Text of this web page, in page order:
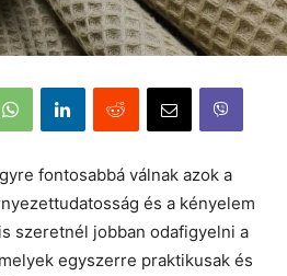
fontosabbá válnak azok a
és a kényelem
szeretnél jobban odafigyelni a
egyszerre praktikusak és